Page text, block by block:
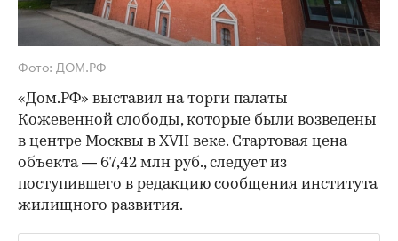
Фото: ДОМ.РФ
«Дом.РФ» выставил на торги палаты
Кожевенной слободы, которые были возведены
в центре Москвы в XVII веке. Стартовая цена
объекта — 67,42 млн руб., следует из
поступившего в редакцию сообщения института
жилищного развития.